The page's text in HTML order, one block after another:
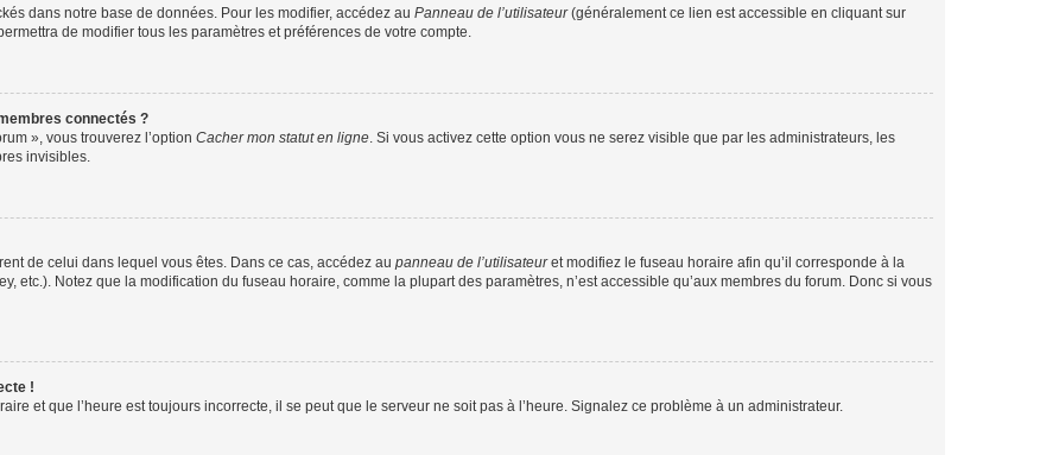
dans notre base de données. Pour les modifier, accédez au Panneau de l’utilisateur(généralement ce lien est accessible en cliquant sur
de modifier tous les paramètres et préférences de votre compte.
connectés ?
», vous trouverez l’option Cacher mon statut en ligne. Si vous activez cette option vous ne serez visible que par les administrateurs, les
invisibles.
de celui dans lequel vous êtes. Dans ce cas, accédez au panneau de l’utilisateuret modifiez le fuseau horaire afin qu’il corresponde à la
etc.). Notez que la modification du fuseau horaire, comme la plupart des paramètres, n’est accessible qu’aux membres du forum. Donc si vous
!
et que l’heure est toujours incorrecte, il se peut que le serveur ne soit pas à l’heure. Signalez ce problème à un administrateur.